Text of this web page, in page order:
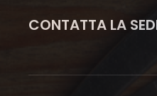
CONTATTA LA